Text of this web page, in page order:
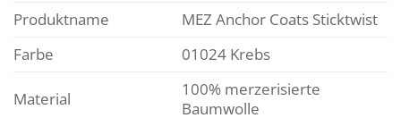
Produktname
MEZ Anchor Coats Sticktwist
Farbe
01024 Krebs
Material
100% merzerisierte
Baumwolle